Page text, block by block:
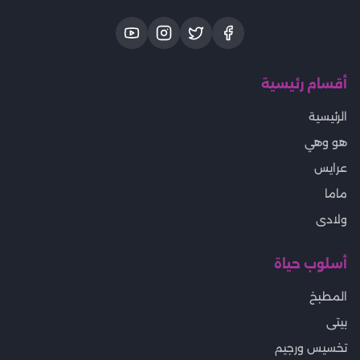
أقسام رئيسية
الرئيسية
هو وهي
عرايس
ماما
ولادى
أسلوب حياة
المطبخ
بيتى
تخسيس ورجيم